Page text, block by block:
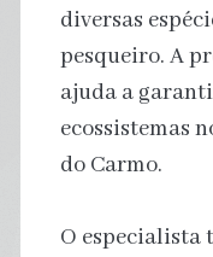
diversas
pesqueiro. A
ajuda a
ecossistemas
do Carmo.
O especialista